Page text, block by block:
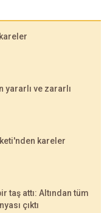
yararlı ve zararlı
kareler
taş attı: Altından tüm
çıktı